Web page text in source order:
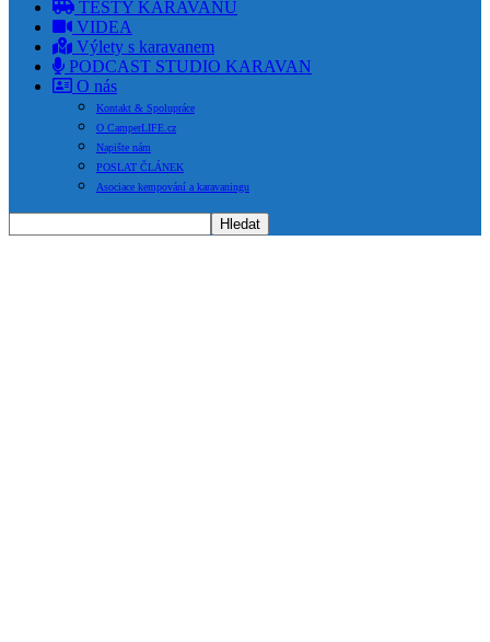
TESTY KARAVANŮ
VIDEA
Výlety s karavanem
PODCAST STUDIO KARAVAN
O nás
Kontakt & Spolupráce
O CamperLIFE.cz
Napište nám
POSLAT ČLÁNEK
Asociace kempování a karavaningu